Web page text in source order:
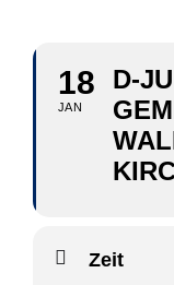
18
JAN
D-
Zeit